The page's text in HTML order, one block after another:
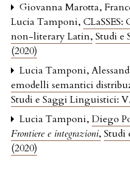
Giovanna Marotta,
Lucia Tamponi,
non-literary Latin, Studi e
(2020)
Lucia Tamponi,
emodelli semantici
Studi e Saggi Linguistici:
Lucia Tamponi, Diego
Frontiere e integrazioni, Studi
(2020)